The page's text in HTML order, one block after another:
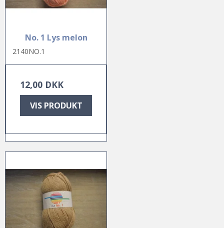
No. 1 Lys melon
2140NO.1
12,00 DKK
VIS PRODUKT